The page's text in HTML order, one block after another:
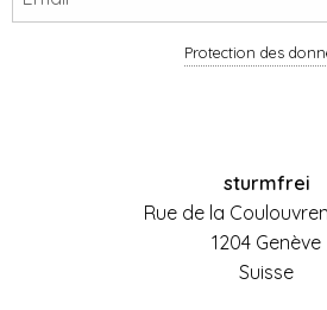
Protection des
sturmfrei
Rue de la
1204 Genève
Suisse